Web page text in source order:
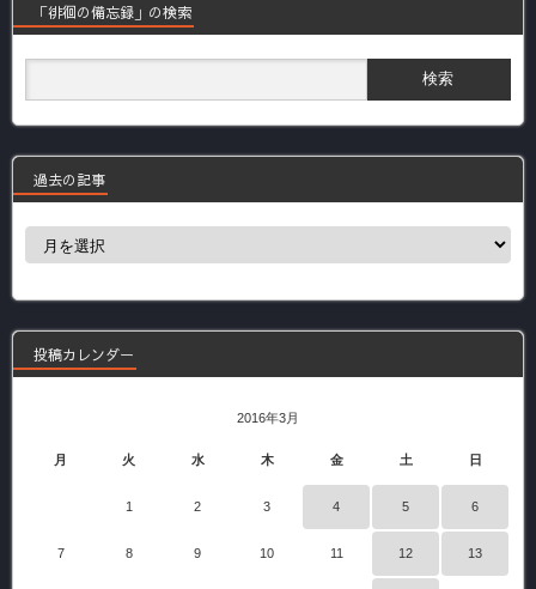
「徘徊の備忘録」の検索
過去の記事
過
事
投稿カレンダー
2016年3月
月 火 水 木 金 土 日
1 2 3 4 5 6
7 8 9 10 11 12 13